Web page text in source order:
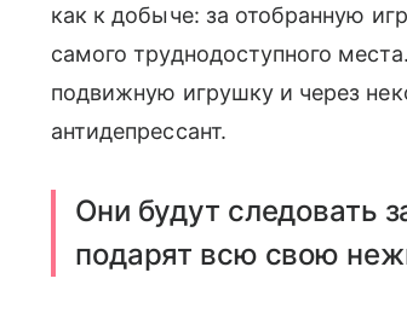
как к добыче: за отобранную
самого труднодоступного
подвижную игрушку и через
антидепрессант.
Они будут следовать
подарят всю свою